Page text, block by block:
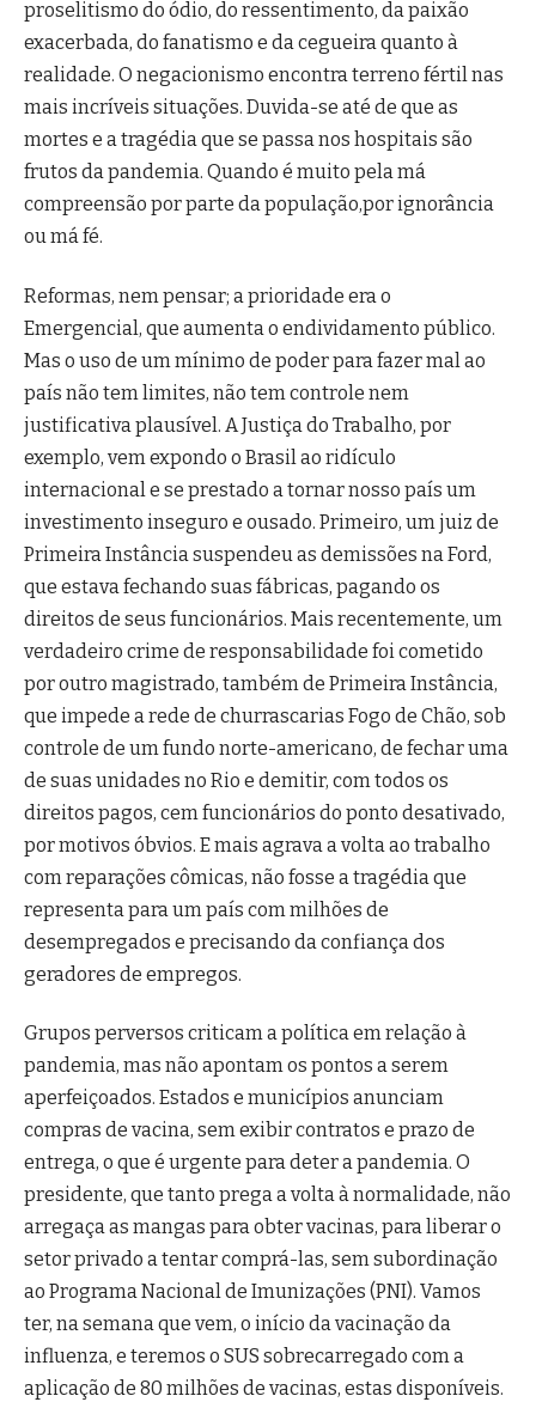
proselitismo do ódio, do ressentimento, da paixão
exacerbada, do fanatismo e da cegueira quanto à
realidade. O negacionismo encontra terreno fértil nas
mais incríveis situações. Duvida-se até de que as
mortes e a tragédia que se passa nos hospitais são
frutos da pandemia. Quando é muito pela má
compreensão por parte da população,por ignorância
ou má fé.
Reformas, nem pensar; a prioridade era o
Emergencial, que aumenta o endividamento público.
Mas o uso de um mínimo de poder para fazer mal ao
país não tem limites, não tem controle nem
justificativa plausível. A Justiça do Trabalho, por
exemplo, vem expondo o Brasil ao ridículo
internacional e se prestado a tornar nosso país um
investimento inseguro e ousado. Primeiro, um juiz de
Primeira Instância suspendeu as demissões na Ford,
que estava fechando suas fábricas, pagando os
direitos de seus funcionários. Mais recentemente, um
verdadeiro crime de responsabilidade foi cometido
por outro magistrado, também de Primeira Instância,
que impede a rede de churrascarias Fogo de Chão, sob
controle de um fundo norte-americano, de fechar uma
de suas unidades no Rio e demitir, com todos os
direitos pagos, cem funcionários do ponto desativado,
por motivos óbvios. E mais agrava a volta ao trabalho
com reparações cômicas, não fosse a tragédia que
representa para um país com milhões de
desempregados e precisando da confiança dos
geradores de empregos.
Grupos perversos criticam a política em relação à
pandemia, mas não apontam os pontos a serem
aperfeiçoados. Estados e municípios anunciam
compras de vacina, sem exibir contratos e prazo de
entrega, o que é urgente para deter a pandemia. O
presidente, que tanto prega a volta à normalidade, não
arregaça as mangas para obter vacinas, para liberar o
setor privado a tentar comprá-las, sem subordinação
ao Programa Nacional de Imunizações (PNI). Vamos
ter, na semana que vem, o início da vacinação da
influenza, e teremos o SUS sobrecarregado com a
aplicação de 80 milhões de vacinas, estas disponíveis.